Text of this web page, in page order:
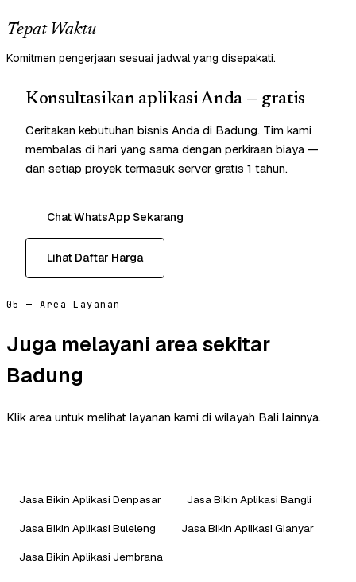
Tepat Waktu
Komitmen pengerjaan sesuai jadwal yang disepakati.
Konsultasikan aplikasi Anda — gratis
Ceritakan kebutuhan bisnis Anda di Badung. Tim kami
membalas di hari yang sama dengan perkiraan biaya —
dan setiap proyek termasuk server gratis 1 tahun.
Chat WhatsApp Sekarang
Lihat Daftar Harga
05 — Area Layanan
Juga melayani area sekitar
Badung
Klik area untuk melihat layanan kami di wilayah Bali lainnya.
Jasa Bikin Aplikasi Denpasar
Jasa Bikin Aplikasi Bangli
Jasa Bikin Aplikasi Buleleng
Jasa Bikin Aplikasi Gianyar
Jasa Bikin Aplikasi Jembrana